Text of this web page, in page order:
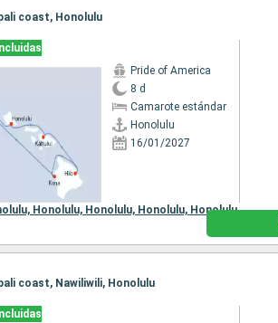
coast, Honolulu
Pride of America
8 d
Camarote estándar
Honolulu
16/01/2027
Honolulu, Honolulu, Honolulu, Honolulu
coast, Nawiliwili, Honolulu